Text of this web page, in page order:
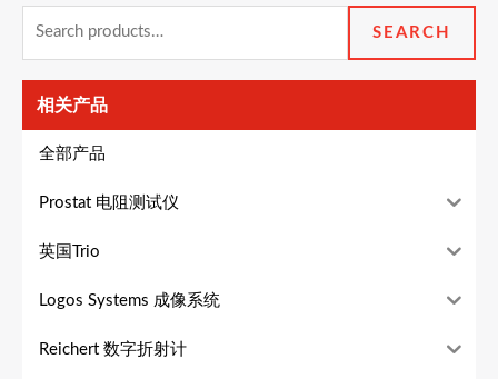
SEARCH
相关产品
全部产品
Prostat 电阻测试仪
英国Trio
Logos Systems 成像系统
Reichert 数字折射计